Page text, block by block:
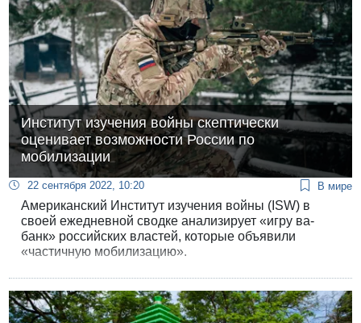
лозунги.
Институт изучения войны скептически
оценивает возможности России по
мобилизации
22 сентября 2022, 10:20 В мире
Американский Институт изучения войны (ISW) в
своей ежедневной сводке анализирует «игру ва-
банк» российских властей, которые объявили
«частичную мобилизацию».